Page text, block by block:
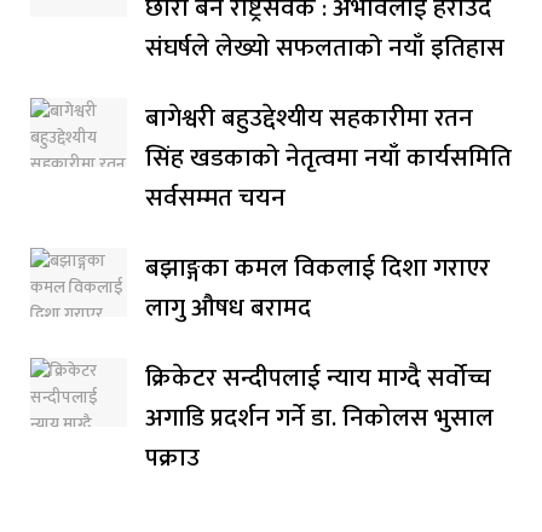
संघर्षले लेख्यो सफलताको नयाँ इतिहास
बागेश्वरी बहुउद्देश्यीय सहकारीमा रतन
सिंह खडकाको नेतृत्वमा नयाँ कार्यसमिति
सर्वसम्मत चयन
बझाङ्गका कमल विकलाई दिशा गराएर
लागु औषध बरामद
क्रिकेटर सन्दीपलाई न्याय माग्दै सर्वोच्च
अगाडि प्रदर्शन गर्ने डा. निकोलस भुसाल
पक्राउ